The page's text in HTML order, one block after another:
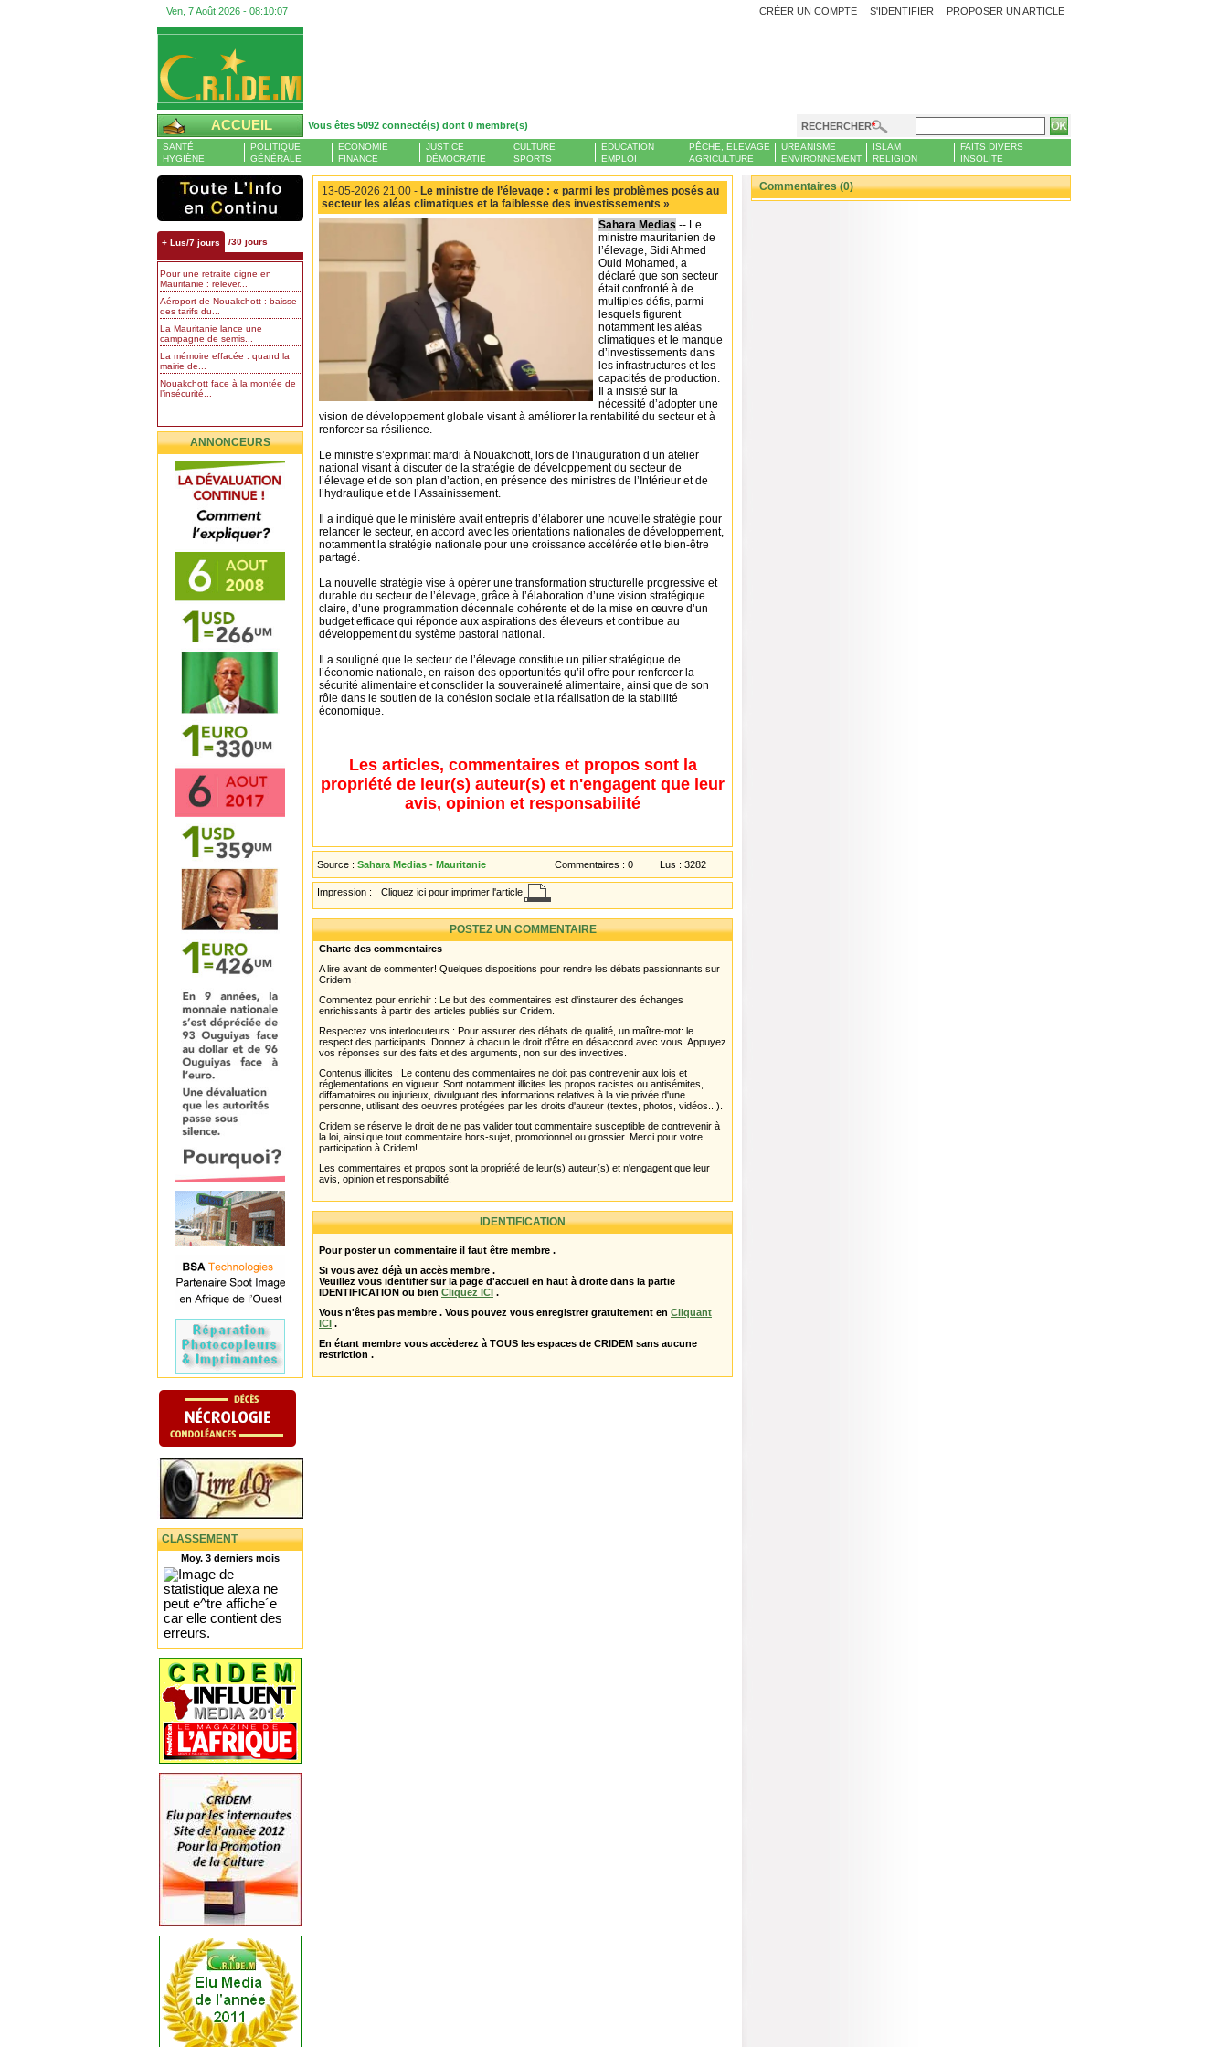
Ven, 7 Août 2026 - 08:10:08 PROPOSER UN ARTICLE
CRÉER UN COMPTE S'IDENTIFIER
ACCUEIL Vous êtes 5092 connecté(s) dont 0 membre(s) RECHERCHER
SANTÉ
HYGIÈNE
POLITIQUE
GÉNÉRALE
ECONOMIE
FINANCE
JUSTICE
DÉMOCRATIE
CULTURE
SPORTS
EDUCATION
EMPLOI
PÊCHE, ELEVAGE
AGRICULTURE
URBANISME
ENVIRONNEMENT
ISLAM
RELIGION
FAITS DIVERS
INSOLITE
+ Lus/7 jours /30 jours
Pour une retraite digne en
Mauritanie : relever...
Aéroport de Nouakchott : baisse
des tarifs du...
La Mauritanie lance une
campagne de semis...
La mémoire effacée : quand la
mairie de...
Nouakchott face à la montée de
l’insécurité...
ANNONCEURS
CLASSEMENT
Moy. 3 derniers mois
13-05-2026 21:00 - Le ministre de l’élevage : « parmi les problèmes posés au
secteur les aléas climatiques et la faiblesse des investissements »
Sahara Medias -- Le
ministre mauritanien de
l’élevage, Sidi Ahmed
Ould Mohamed, a
déclaré que son secteur
était confronté à de
multiples défis, parmi
lesquels figurent
notamment les aléas
climatiques et le manque
d’investissements dans
les infrastructures et les
capacités de production.
Il a insisté sur la
nécessité d’adopter une
vision de développement globale visant à améliorer la rentabilité du secteur et à
renforcer sa résilience.
Le ministre s’exprimait mardi à Nouakchott, lors de l’inauguration d’un atelier
national visant à discuter de la stratégie de développement du secteur de
l’élevage et de son plan d’action, en présence des ministres de l’Intérieur et de
l’hydraulique et de l’Assainissement.
Il a indiqué que le ministère avait entrepris d’élaborer une nouvelle stratégie pour
relancer le secteur, en accord avec les orientations nationales de développement,
notamment la stratégie nationale pour une croissance accélérée et le bien-être
partagé.
La nouvelle stratégie vise à opérer une transformation structurelle progressive et
durable du secteur de l’élevage, grâce à l’élaboration d’une vision stratégique
claire, d’une programmation décennale cohérente et de la mise en œuvre d’un
budget efficace qui réponde aux aspirations des éleveurs et contribue au
développement du système pastoral national.
Il a souligné que le secteur de l’élevage constitue un pilier stratégique de
l’économie nationale, en raison des opportunités qu’il offre pour renforcer la
sécurité alimentaire et consolider la souveraineté alimentaire, ainsi que de son
rôle dans le soutien de la cohésion sociale et la réalisation de la stabilité
économique.
Les articles, commentaires et propos sont la
propriété de leur(s) auteur(s) et n'engagent que leur
avis, opinion et responsabilité
Source : Sahara Medias - Mauritanie Commentaires : 0 Lus : 3282
Impression : Cliquez ici pour imprimer l'article
POSTEZ UN COMMENTAIRE
Charte des commentaires
A lire avant de commenter! Quelques dispositions pour rendre les débats passionnants sur
Cridem :
Commentez pour enrichir : Le but des commentaires est d'instaurer des échanges
enrichissants à partir des articles publiés sur Cridem.
Respectez vos interlocuteurs : Pour assurer des débats de qualité, un maître-mot: le
respect des participants. Donnez à chacun le droit d'être en désaccord avec vous. Appuyez
vos réponses sur des faits et des arguments, non sur des invectives.
Contenus illicites : Le contenu des commentaires ne doit pas contrevenir aux lois et
réglementations en vigueur. Sont notamment illicites les propos racistes ou antisémites,
diffamatoires ou injurieux, divulguant des informations relatives à la vie privée d'une
personne, utilisant des oeuvres protégées par les droits d'auteur (textes, photos, vidéos...).
Cridem se réserve le droit de ne pas valider tout commentaire susceptible de contrevenir à
la loi, ainsi que tout commentaire hors-sujet, promotionnel ou grossier. Merci pour votre
participation à Cridem!
Les commentaires et propos sont la propriété de leur(s) auteur(s) et n'engagent que leur
avis, opinion et responsabilité.
IDENTIFICATION
Pour poster un commentaire il faut être membre .
Si vous avez déjà un accès membre .
Veuillez vous identifier sur la page d'accueil en haut à droite dans la partie
IDENTIFICATION ou bien Cliquez ICI .
Vous n'êtes pas membre . Vous pouvez vous enregistrer gratuitement en Cliquant
ICI .
En étant membre vous accèderez à TOUS les espaces de CRIDEM sans aucune
restriction .
Commentaires (0)